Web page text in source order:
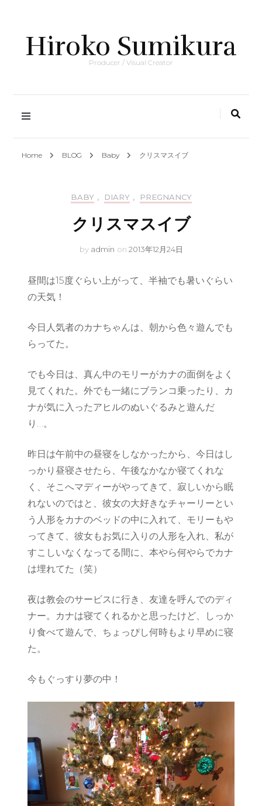
Hiroko Sumikura
Producer / Visual Creator
Home BLOG Baby クリスマスイブ
BABY , DIARY , PREGNANCY
クリスマスイブ
by admin on 2013年12月24日
昼間は15度ぐらい上がって、半袖でも暑いぐらい
の天気！
今日人気者のカナちゃんは、朝から色々遊んでも
らってた。
でも今日は、真ん中のモリーがカナの面倒をよく
見てくれた。外でも一緒にブランコ乗ったり、カ
ナが気に入ったアヒルのぬいぐるみと遊んだ
り…。
昨日は午前中の昼寝をしなかったから、今日はし
っかり昼寝させたら、午後なかなか寝てくれな
く、そこへマディーがやってきて、寂しいから眠
れないのではと、彼女の大好きなチャーリーとい
う人形をカナのベッドの中に入れて、モリーもや
ってきて、彼女もお気に入りの人形を入れ、私が
すこしいなくなってる間に、本やら何やらでカナ
は埋れてた（笑）
夜は教会のサービスに行き、友達を呼んでのディ
ナー。カナは寝てくれるかと思ったけど、しっか
り食べて遊んで、ちょっぴし何時もより早めに寝
た。
今もぐっすり夢の中！